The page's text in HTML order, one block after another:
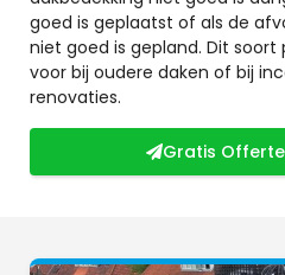
goed is geplaatst of als de
niet goed is gepland. Dit
voor bij oudere daken of bij
renovaties.
Gratis